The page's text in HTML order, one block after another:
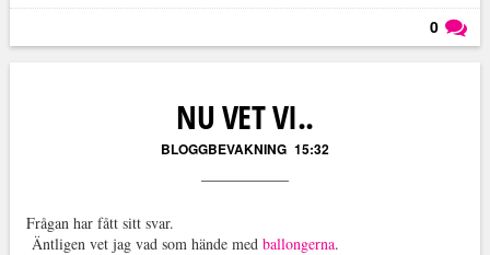
0
NU VET VI..
BLOGGBEVAKNING 15:32
Frågan har fått sitt svar.
Äntligen vet jag vad som hände med ballongerna.